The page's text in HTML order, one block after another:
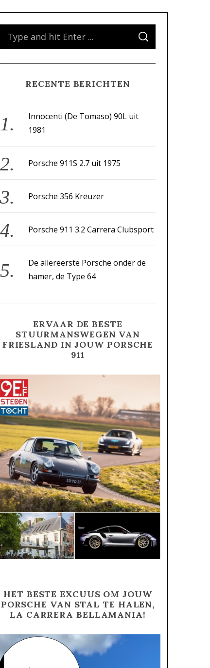
o
S
A
C
RECENTE BERICHTEN
Innocenti (De Tomaso) 90L uit
1981
Porsche 911S 2.7 uit 1975
Porsche 356 Kreuzer
Porsche 911 3.2 Carrera Clubsport
De allereerste Porsche onder de
hamer, de Type 64
ERVAAR DE BESTE
STUURMANSWEGEN VAN
FRIESLAND IN JOUW PORSCHE
911
HET BESTE EXCUUS OM JOUW
PORSCHE VAN STAL TE HALEN,
LA CARRERA BELLAMANIA!